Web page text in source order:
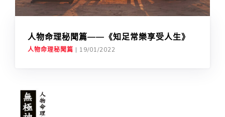
人物命理秘聞篇——《知足常樂享受人生》
人物命理秘聞篇 | 19/01/2022